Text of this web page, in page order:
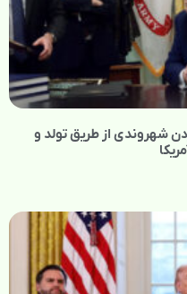
شهروندی از طریق تولد و